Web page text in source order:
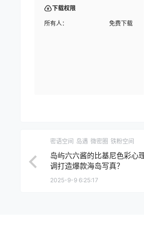
下载权限
所有人： 免费下载
密语空间 岛遇 微密圈 铁粉空间
岛屿六六酱的比基尼色彩心
调打造爆款海岛写真？
2025-9-9 6:25:17